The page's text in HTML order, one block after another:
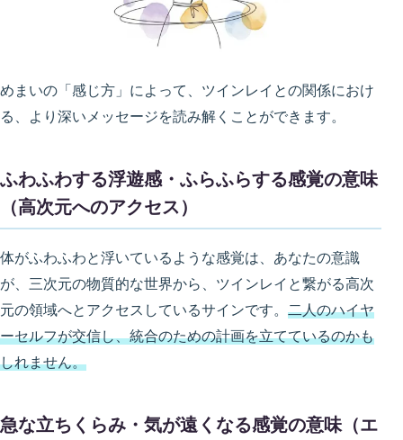
めまいの「感じ方」によって、ツインレイとの関係におけ
る、より深いメッセージを読み解くことができます。
ふわふわする浮遊感・ふらふらする感覚の意味
（高次元へのアクセス）
体がふわふわと浮いているような感覚は、あなたの意識
が、三次元の物質的な世界から、ツインレイと繋がる高次
元の領域へとアクセスしているサインです。 二人のハイヤ
ーセルフが交信し、統合のための計画を立てているのかも
しれません。
急な立ちくらみ・気が遠くなる感覚の意味（エ